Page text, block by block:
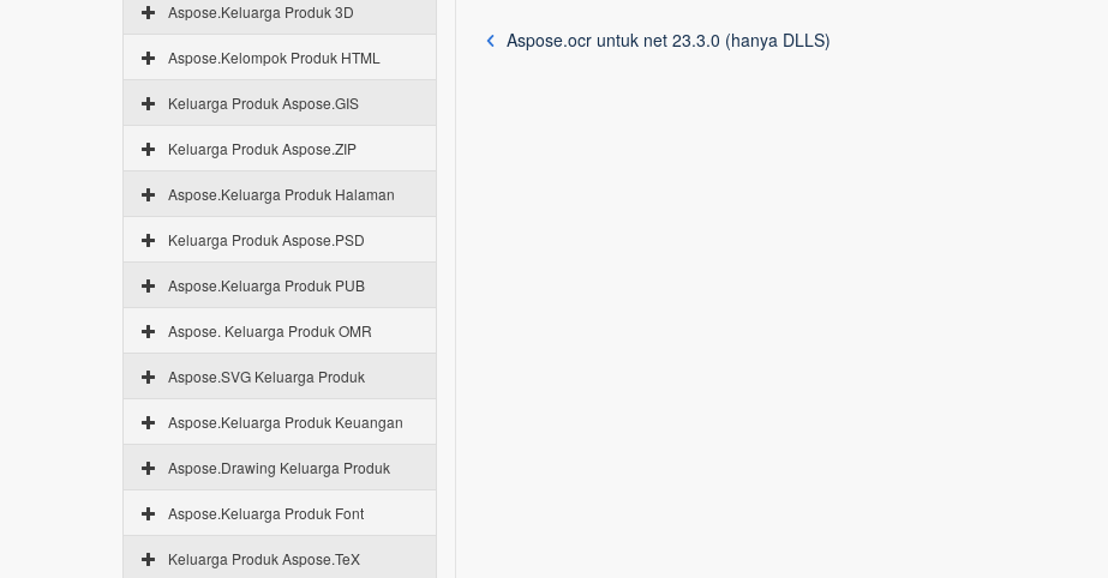
Aspose.Keluarga Produk 3D
Aspose.Kelompok Produk HTML
Keluarga Produk Aspose.GIS
Keluarga Produk Aspose.ZIP
Aspose.Keluarga Produk Halaman
Keluarga Produk Aspose.PSD
Aspose.Keluarga Produk PUB
Aspose. Keluarga Produk OMR
Aspose.SVG Keluarga Produk
Aspose.Keluarga Produk Keuangan
Aspose.Drawing Keluarga Produk
Aspose.Keluarga Produk Font
Keluarga Produk Aspose.TeX
Aspose.ocr untuk net 23.3.0 (hanya DLLS)